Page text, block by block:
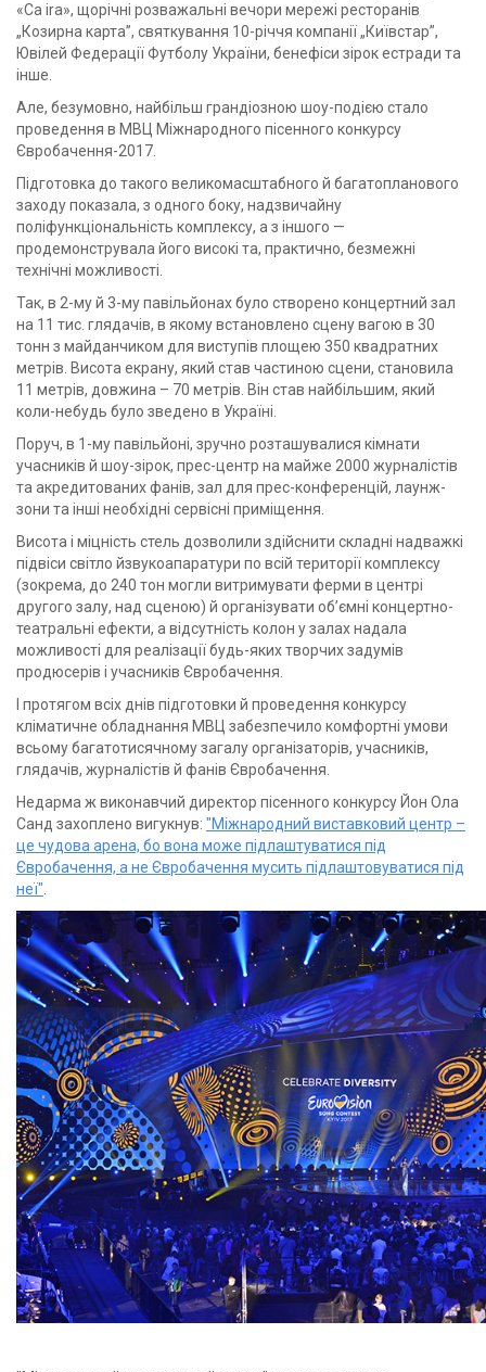
«Са ira», щорічні розважальні вечори мережі ресторанів
„Козирна карта”, святкування 10-річчя компанії „Київстар”,
Ювілей Федерації Футболу України, бенефіси зірок естради та
інше.
Але, безумовно, найбільш грандіозною шоу-подією стало
проведення в МВЦ Міжнародного пісенного конкурсу
Євробачення-2017.
Підготовка до такого великомасштабного й багатопланового
заходу показала, з одного боку, надзвичайну
поліфункціональність комплексу, а з іншого —
продемонструвала його високі та, практично, безмежні
технічні можливості.
Так, в 2-му й 3-му павільйонах було створено концертний зал
на 11 тис. глядачів, в якому встановлено сцену вагою в 30
тонн з майданчиком для виступів площею 350 квадратних
метрів. Висота екрану, який став частиною сцени, становила
11 метрів, довжина – 70 метрів. Він став найбільшим, який
коли-небудь було зведено в Україні.
Поруч, в 1-му павільйоні, зручно розташувалися кімнати
учасників й шоу-зірок, прес-центр на майже 2000 журналістів
та акредитованих фанів, зал для прес-конференцій, лаунж-
зони та інші необхідні сервісні приміщення.
Висота і міцність стель дозволили здійснити складні надважкі
підвіси світло йзвукоапаратури по всій території комплексу
(зокрема, до 240 тон могли витримувати ферми в центрі
другого залу, над сценою) й організувати об’ємні концертно-
театральні ефекти, а відсутність колон у залах надала
можливості для реалізації будь-яких творчих задумів
продюсерів і учасників Євробачення.
І протягом всіх днів підготовки й проведення конкурсу
кліматичне обладнання МВЦ забезпечило комфортні умови
всьому багатотисячному загалу організаторів, учасників,
глядачів, журналістів й фанів Євробачення.
Недарма ж виконавчий директор пісенного конкурсу Йон Ола
Санд захоплено вигукнув: "Міжнародний виставковий центр –
це чудова арена, бо вона може підлаштуватися під
Євробачення, а не Євробачення мусить підлаштовуватися під
неї"